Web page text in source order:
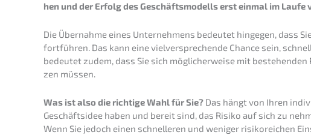
hen und der Erfolg des Geschäfts­mo­dells erst einmal im Laufe
Die Übernah­me eines Unter­neh­mens bedeu­tet hinge­gen, dass
fortfüh­ren. Das kann eine vielver­spre­chen­de Chance sein,
bedeu­tet zudem, dass Sie sich mögli­cher­wei­se mit
zen müssen.
Was ist also die richti­ge Wahl für Sie? Das hängt von Ihren
Geschäfts­idee haben und bereit sind, das Risiko auf sich zu
Wenn Sie jedoch einen schnel­le­ren und weniger risiko­rei­chen